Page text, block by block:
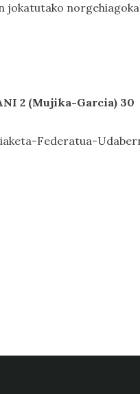
jokatutako
2 (Mujika-Garcia) 30
Federatua-